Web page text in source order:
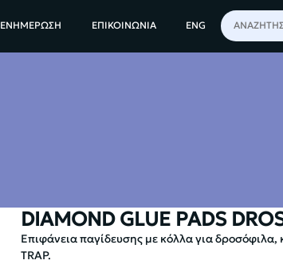
ΕΝΗΜΕΡΩΣΗ ΕΠΙΚΟΙΝΩΝΙΑ ENG
DIAMOND GLUE PADS
Επιφάνεια παγίδευσης με κόλλα για
TRAP.